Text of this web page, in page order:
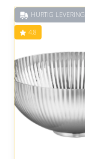
HURTIG LEVERING
4.8